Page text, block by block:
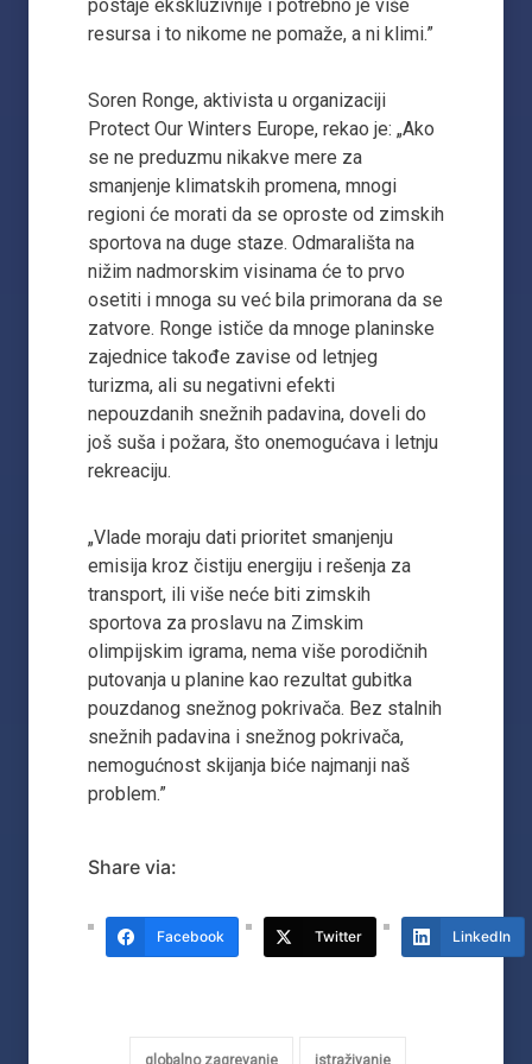
postaje ekskluzivnije i potrebno je više
resursa i to nikome ne pomaže, a ni klimi.”
Soren Ronge, aktivista u organizaciji
Protect Our Winters Europe, rekao je: „Ako
se ne preduzmu nikakve mere za
smanjenje klimatskih promena, mnogi
regioni će morati da se oproste od zimskih
sportova na duge staze. Odmarališta na
nižim nadmorskim visinama će to prvo
osetiti i mnoga su već bila primorana da se
zatvore. Ronge ističe da mnoge planinske
zajednice takođe zavise od letnjeg
turizma, ali su negativni efekti
nepouzdanih snežnih padavina, doveli do
još suša i požara, što onemogućava i letnju
rekreaciju.
„Vlade moraju dati prioritet smanjenju
emisija kroz čistiju energiju i rešenja za
transport, ili više neće biti zimskih
sportova za proslavu na Zimskim
olimpijskim igrama, nema više porodičnih
putovanja u planine kao rezultat gubitka
pouzdanog snežnog pokrivača. Bez stalnih
snežnih padavina i snežnog pokrivača,
nemogućnost skijanja biće najmanji naš
problem.”
Share via:
Facebook Twitter LinkedIn
globalno zagrevanje istraživanje